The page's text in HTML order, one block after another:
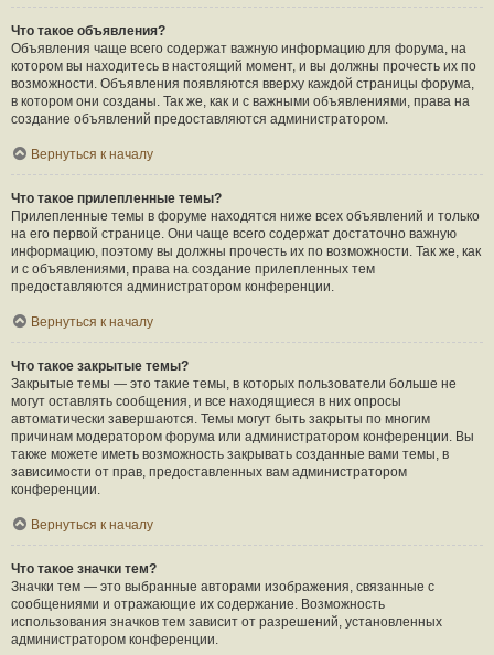
Что такое объявления?
Объявления чаще всего содержат важную информацию для форума, на
котором вы находитесь в настоящий момент, и вы должны прочесть их по
возможности. Объявления появляются вверху каждой страницы форума,
в котором они созданы. Так же, как и с важными объявлениями, права на
создание объявлений предоставляются администратором.
Вернуться к началу
Что такое прилепленные темы?
Прилепленные темы в форуме находятся ниже всех объявлений и только
на его первой странице. Они чаще всего содержат достаточно важную
информацию, поэтому вы должны прочесть их по возможности. Так же, как
и с объявлениями, права на создание прилепленных тем
предоставляются администратором конференции.
Вернуться к началу
Что такое закрытые темы?
Закрытые темы — это такие темы, в которых пользователи больше не
могут оставлять сообщения, и все находящиеся в них опросы
автоматически завершаются. Темы могут быть закрыты по многим
причинам модератором форума или администратором конференции. Вы
также можете иметь возможность закрывать созданные вами темы, в
зависимости от прав, предоставленных вам администратором
конференции.
Вернуться к началу
Что такое значки тем?
Значки тем — это выбранные авторами изображения, связанные с
сообщениями и отражающие их содержание. Возможность
использования значков тем зависит от разрешений, установленных
администратором конференции.